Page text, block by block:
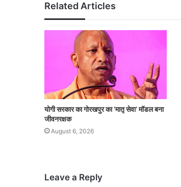
Related Articles
योगी सरकार का गोरखपुर का ‘मातृ सेवा’ मॉडल बना
जीवनरक्षक
August 6, 2026
Leave a Reply